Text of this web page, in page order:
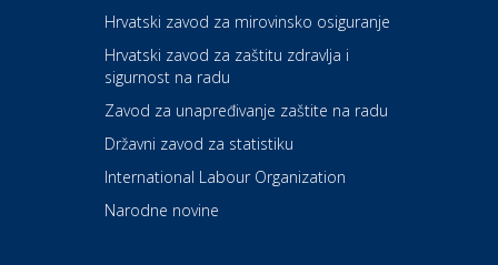
Povoljnosti
Dental Sudar
Dom i dizajn
Euro-vrt – kosilice, motorne
Hrvatski zavod za mirovinsko osiguranje
Hrvatski zavod za zaštitu zdravlja i
sigurnost na radu
Zavod za unapređivanje zaštite na radu
Državni zavod za statistiku
International Labour Organization
Narodne novine